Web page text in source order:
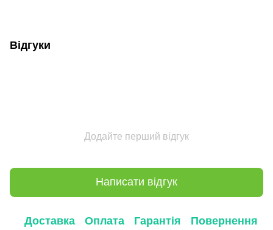
Відгуки
Додайте перший відгук
Написати відгук
Доставка Оплата Гарантія Повернення